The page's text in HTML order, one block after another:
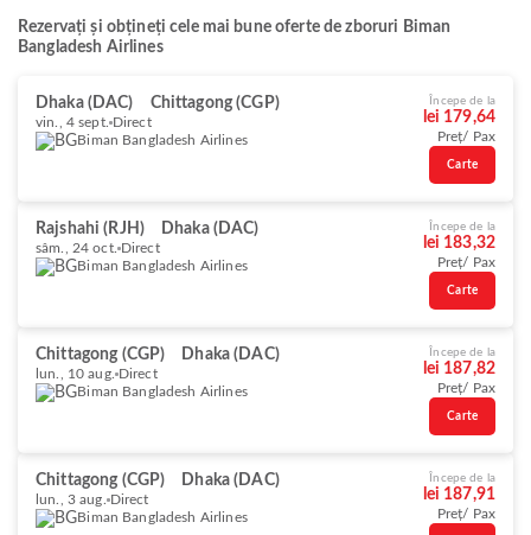
Rezervați și obțineți cele mai bune oferte de zboruri Biman
Bangladesh Airlines
Dhaka (DAC) Chittagong (CGP)
vin., 4 sept. Direct
Biman Bangladesh Airlines
Începe de la
lei 179,64
Preț/ Pax
Carte
Rajshahi (RJH) Dhaka (DAC)
sâm., 24 oct. Direct
Biman Bangladesh Airlines
Începe de la
lei 183,32
Preț/ Pax
Carte
Chittagong (CGP) Dhaka (DAC)
lun., 10 aug. Direct
Biman Bangladesh Airlines
Începe de la
lei 187,82
Preț/ Pax
Carte
Chittagong (CGP) Dhaka (DAC)
lun., 3 aug. Direct
Biman Bangladesh Airlines
Începe de la
lei 187,91
Preț/ Pax